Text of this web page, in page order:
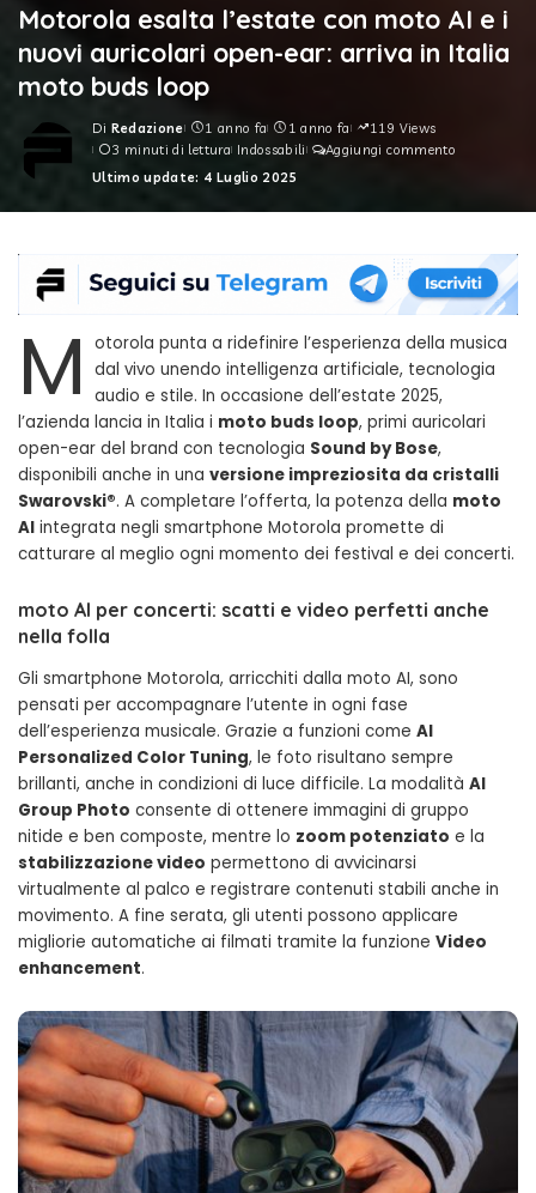
Motorola esalta l’estate con moto AI e i
nuovi auricolari open-ear: arriva in Italia
moto buds loop
Posted
by
Di Redazione 1 anno fa 1 anno fa
119 Views
3 minuti di lettura Indossabili
Aggiungi commento
Ultimo update: 4 Luglio 2025
M
otorola punta a ridefinire l’esperienza della musica
dal vivo unendo intelligenza artificiale, tecnologia
audio e stile. In occasione dell’estate 2025,
l’azienda lancia in Italia i moto buds loop, primi auricolari
open-ear del brand con tecnologia Sound by Bose,
disponibili anche in una versione impreziosita da cristalli
Swarovski®. A completare l’offerta, la potenza della moto
AI integrata negli smartphone Motorola promette di
catturare al meglio ogni momento dei festival e dei concerti.
moto AI per concerti: scatti e video perfetti anche
nella folla
Gli smartphone Motorola, arricchiti dalla moto AI, sono
pensati per accompagnare l’utente in ogni fase
dell’esperienza musicale. Grazie a funzioni come AI
Personalized Color Tuning, le foto risultano sempre
brillanti, anche in condizioni di luce difficile. La modalità AI
Group Photo consente di ottenere immagini di gruppo
nitide e ben composte, mentre lo zoom potenziato e la
stabilizzazione video permettono di avvicinarsi
virtualmente al palco e registrare contenuti stabili anche in
movimento. A fine serata, gli utenti possono applicare
migliorie automatiche ai filmati tramite la funzione Video
enhancement.